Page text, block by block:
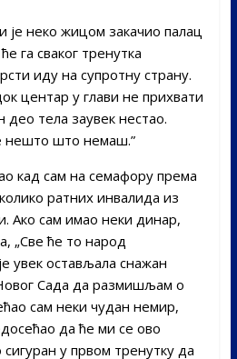
је неко жицом закачио палац
га сваког тренутка
иду на супротну страну.
центар у глави не прихвати
део тела заувек нестао.
нешто што немаш.”
кад сам на семафору према
ратних инвалида из
Ако сам имао неки динар,
„Све ће то народ
увек остављала снажан
Сада да размишљам о
сам неки чудан немир,
да ће ми се ово
у првом тренутку да